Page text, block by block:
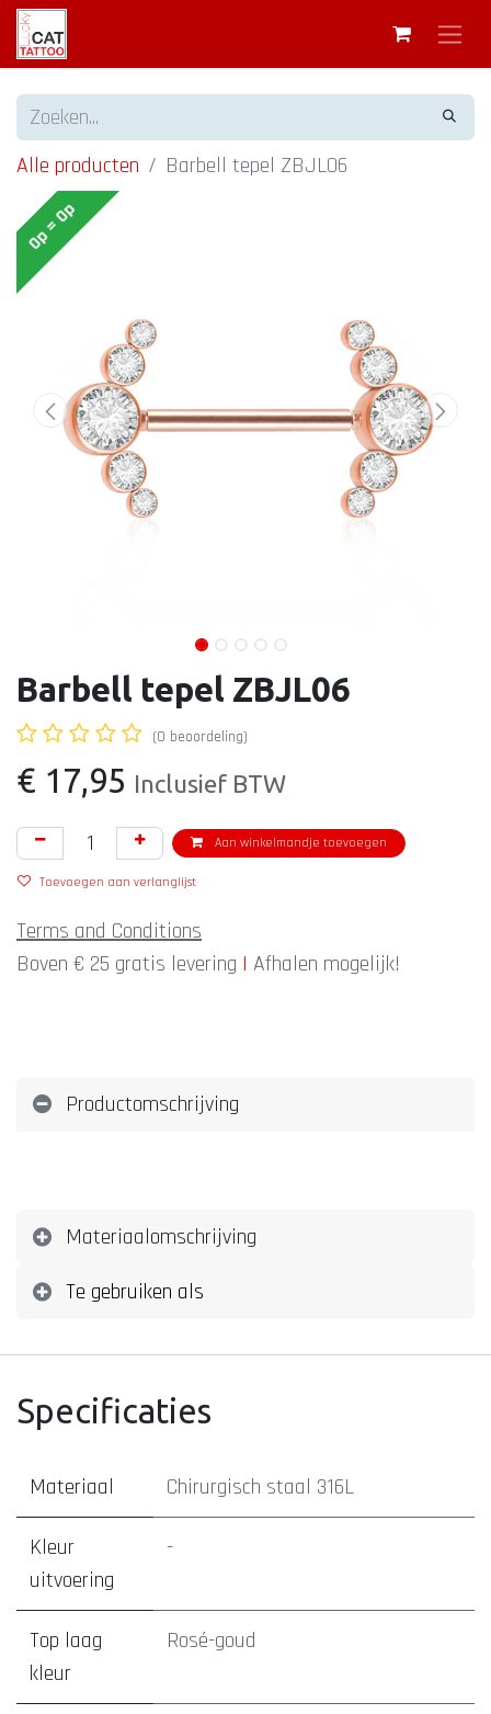
Alle producten Barbell tepel ZBJL06
Op = Op
Barbell tepel ZBJL06
(0 beoordeling)
€ 17,95 Inclusief BTW
Aan winkelmandje toevoegen
Toevoegen aan verlanglijst
Terms and Conditions
Boven € 25 gratis levering | Afhalen mogelijk!
Productomschrijving
Materiaalomschrijving
Te gebruiken als
Specificaties
Materiaal Chirurgisch staal 316L
Kleur
uitvoering
-
Top laag
kleur
Rosé-goud